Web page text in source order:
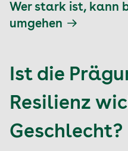
Wer stark ist, kann
umgehen
Ist die
Resilienz
Geschlecht?